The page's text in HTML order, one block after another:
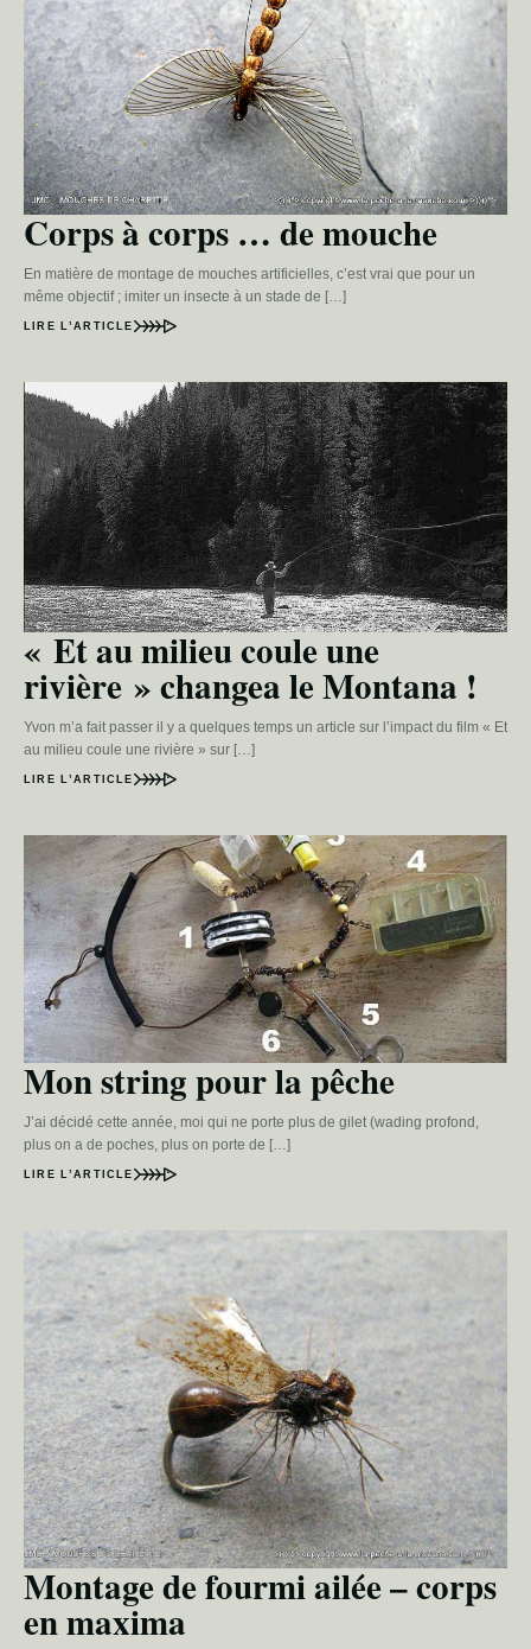
Corps à corps … de mouche
En matière de montage de mouches artificielles, c’est vrai que pour un
même objectif ; imiter un insecte à un stade de […]
LIRE L’ARTICLE
« Et au milieu coule une
rivière » changea le Montana !
Yvon m’a fait passer il y a quelques temps un article sur l’impact du film « Et
au milieu coule une rivière » sur […]
LIRE L’ARTICLE
Mon string pour la pêche
J’ai décidé cette année, moi qui ne porte plus de gilet (wading profond,
plus on a de poches, plus on porte de […]
LIRE L’ARTICLE
Montage de fourmi ailée – corps
en maxima